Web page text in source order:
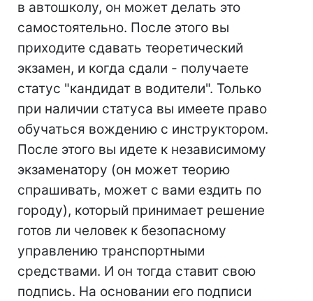
в автошколу, он может делать это
самостоятельно. После этого вы
приходите сдавать теоретический
экзамен, и когда сдали - получаете
статус "кандидат в водители". Только
при наличии статуса вы имеете право
обучаться вождению с инструктором.
После этого вы идете к независимому
экзаменатору (он может теорию
спрашивать, может с вами ездить по
городу), который принимает решение
готов ли человек к безопасному
управлению транспортными
средствами. И он тогда ставит свою
подпись. На основании его подписи